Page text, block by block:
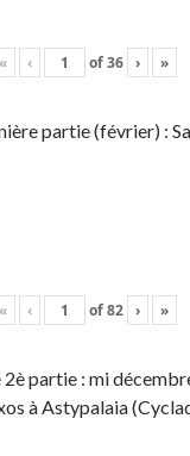
« ‹ of36 › »
partie (février) :
« ‹ of82 › »
partie : mi
à Astypalaia